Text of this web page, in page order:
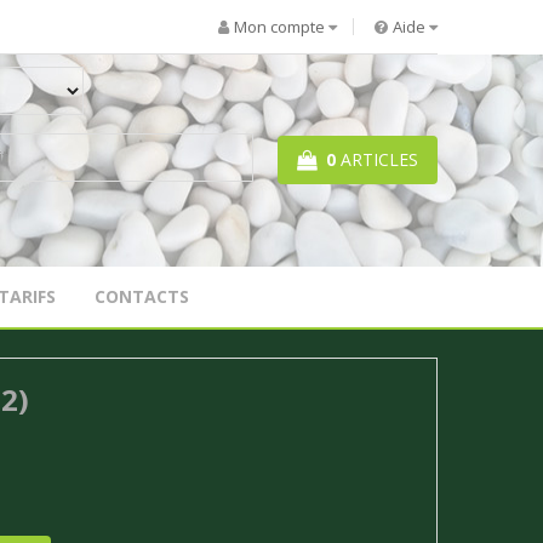
Mon compte Aide
0 ARTICLES
CONTACTS